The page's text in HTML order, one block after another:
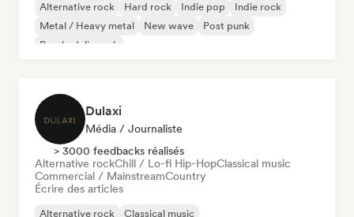
Alternative rock Hard rock Indie pop
Indie rock
Metal / Heavy metal
New wave
Post punk
Psychedelic rock
Dulaxi
Média / Journaliste
> 3000 feedbacks réalisés
Alternative rockChill / Lo-fi Hip-HopClassical music
Commercial / MainstreamCountry
Écrire des articles
Alternative rock
Classical music